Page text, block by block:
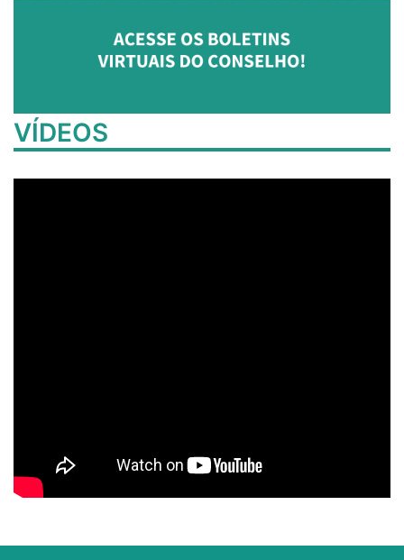
VÍDEOS